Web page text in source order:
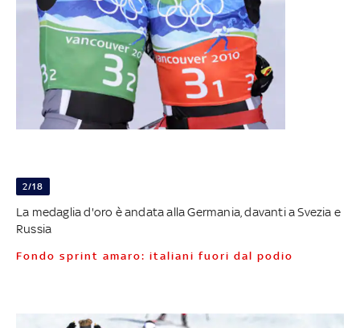
2/18
La medaglia d'oro è andata alla Germania, davanti a Svezia e
Russia
Fondo sprint amaro: italiani fuori dal podio